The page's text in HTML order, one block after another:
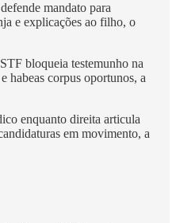
mandato para
e explicações ao filho, o
bloqueia testemunho na
habeas corpus oportunos, a
enquanto direita articula
em movimento, a